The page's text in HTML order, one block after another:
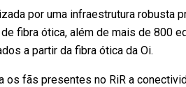
por uma infraestrutura robusta
fibra ótica, além de mais de 800
a partir da fibra ótica da Oi.
os fãs presentes no RiR a